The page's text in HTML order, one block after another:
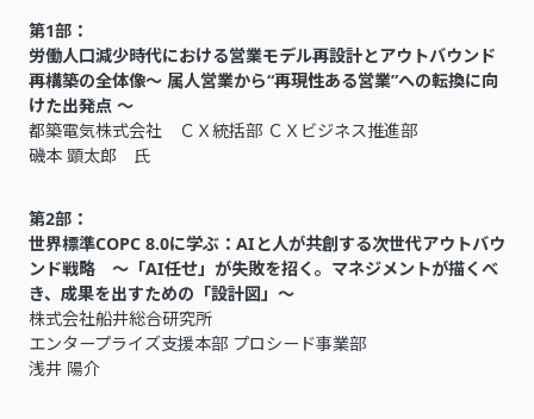
第1部：
労働人口減少時代における営業モデル再設計とアウトバウンド
再構築の全体像～ 属人営業から“再現性ある営業”への転換に向
けた出発点 ～
都築電気株式会社 ＣＸ統括部 ＣＸビジネス推進部
磯本 顕太郎 氏
第2部：
世界標準COPC 8.0に学ぶ：AIと人が共創する次世代アウトバウ
ンド戦略
～「AI任せ」が失敗を招く。マネジメントが描くべ
き、成果を出すための「設計図」～
株式会社船井総合研究所
エンタープライズ支援本部 プロシード事業部
浅井 陽介